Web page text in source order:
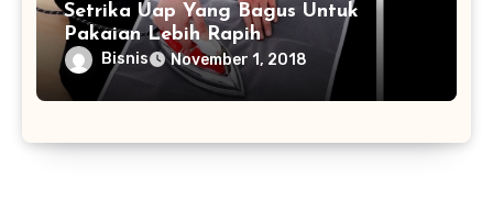
Setrika Uap Yang Bagus Untuk
Pakaian Lebih Rapih
Bisnis November 1, 2018